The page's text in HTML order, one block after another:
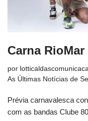
Carna
por
As Últimas Notícias de
Prévia carnavalesca
com as bandas Clube